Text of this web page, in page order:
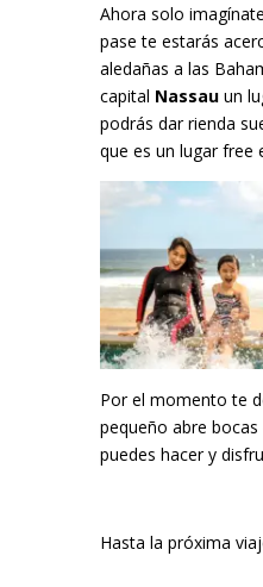
Ahora solo
pase te estarás
aledañas a las
capital Nassau un
podrás dar rienda
que es un lugar free
Por el momento te
pequeño abre
puedes hacer y
Hasta la próxima